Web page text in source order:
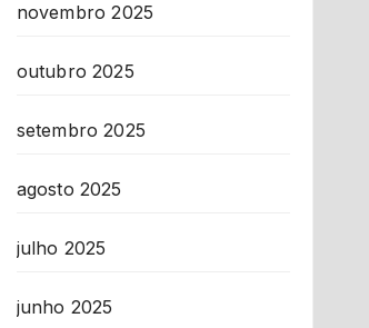
novembro 2025
outubro 2025
setembro 2025
agosto 2025
julho 2025
junho 2025